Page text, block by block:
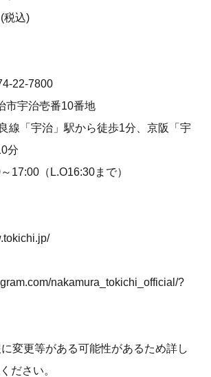
込)
22-7800
市宇治壱番10番地
線「宇治」駅から徒歩1分、京阪「宇
分
17:00（L.O16:30まで）
nakamura_tokichi_official/?
変更等がある可能性があるため詳し
ださい。